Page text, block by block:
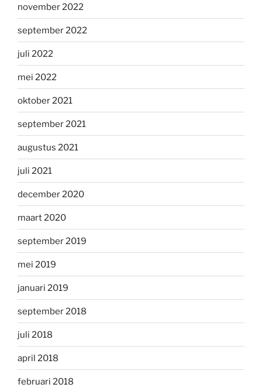
november 2022
september 2022
juli 2022
mei 2022
oktober 2021
september 2021
augustus 2021
juli 2021
december 2020
maart 2020
september 2019
mei 2019
januari 2019
september 2018
juli 2018
april 2018
februari 2018